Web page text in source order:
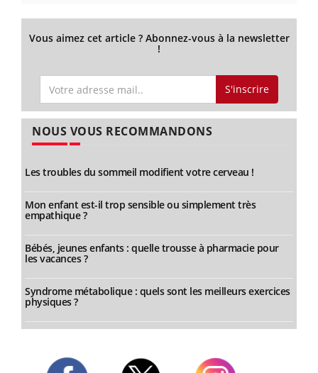
Vous aimez cet article ? Abonnez-vous à la newsletter
!
S'inscrire
NOUS VOUS RECOMMANDONS
Les troubles du sommeil modifient votre cerveau !
Mon enfant est-il trop sensible ou simplement très
empathique ?
Bébés, jeunes enfants : quelle trousse à pharmacie pour
les vacances ?
Syndrome métabolique : quels sont les meilleurs exercices
physiques ?